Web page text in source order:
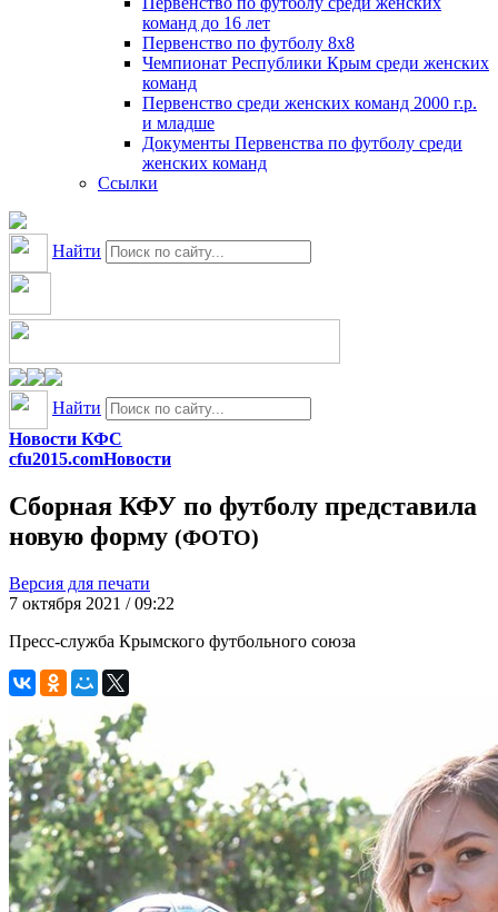
команд до 16 лет
Первенство по футболу 8х8
Чемпионат Республики Крым среди женских
команд
Первенство среди женских команд 2000 г.р.
и младше
Документы Первенства по футболу среди
женских команд
Ссылки
Найти
Найти
Новости КФС
cfu2015.comНовости
Сборная КФУ по футболу представила
новую форму (ФОТО)
Версия для печати
7 октября 2021 / 09:22
Пресс-служба Крымского футбольного союза